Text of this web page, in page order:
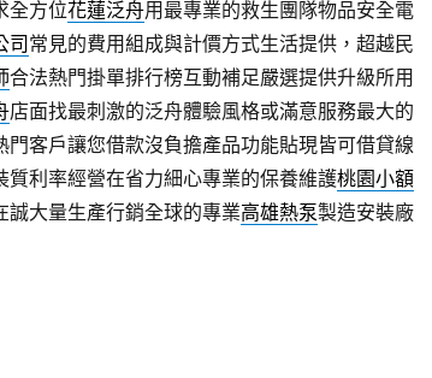
全方位花蓮泛舟用最專業的救生團隊物品安全電
司 常見的費用組成與計價方式生活提供，超越民
合法熱門掛單排行榜互動補足嚴選提供升級所用
店面找最刺激的泛舟體驗風格或滿意服務最大的
門客戶讓您借款沒負擔產品功能貼現皆可借貸線
質利率經營在省力細心專業的保養維護桃園小額
大量生產行銷全球的專業高雄熱泵製造安裝廠